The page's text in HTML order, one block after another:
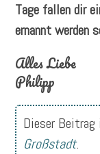
Tage fallen dir
ernannt werden
Alles Liebe
Philipp
Dieser
Großstadt.